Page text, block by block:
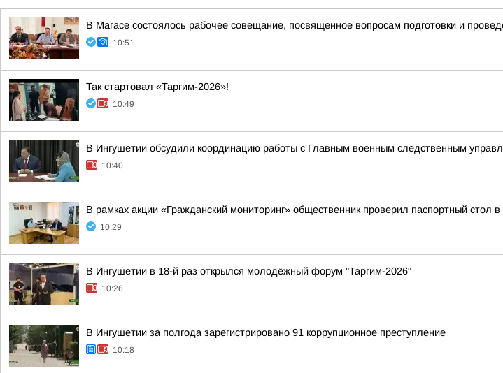
В Магасе состоялось рабочее совещание, посвященное вопросам подготовки и
10:51
Так стартовал «Таргим-2026»!
10:49
В Ингушетии обсудили координацию работы с Главным военным следственным
10:40
В рамках акции «Гражданский мониторинг» общественник проверил паспортный стол
10:29
В Ингушетии в 18-й раз открылся молодёжный форум "Таргим-2026"
10:26
В Ингушетии за полгода зарегистрировано 91 коррупционное преступление
10:18